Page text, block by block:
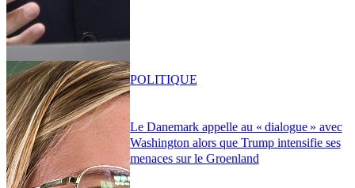
Le Danemark appelle au « dialogue » avec
Washington alors que Trump intensifie ses
menaces sur le Groenland
POLITIQUE